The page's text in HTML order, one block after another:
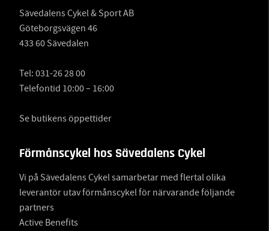
Sävedalens Cykel & Sport AB
Göteborgsvägen 46
433 60 Sävedalen
Tel: 031-26 28 00
Telefontid 10:00 – 16:00
Se butikens öppettider
Förmånscykel hos Sävedalens Cykel
Vi på Sävedalens Cykel samarbetar med flertal olika
leverantör utav förmånscykel för närvarande följande
partners
Active Benefits